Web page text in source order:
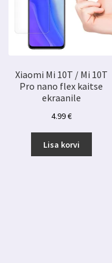
Xiaomi Mi 10T / Mi 10T
Pro nano flex kaitse
ekraanile
4.99€
Lisa korvi